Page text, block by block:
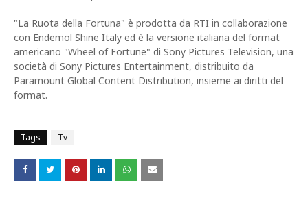
"La Ruota della Fortuna" è prodotta da RTI in collaborazione
con Endemol Shine Italy ed è la versione italiana del format
americano "Wheel of Fortune" di Sony Pictures Television, una
società di Sony Pictures Entertainment, distribuito da
Paramount Global Content Distribution, insieme ai diritti del
format.
Tags Tv